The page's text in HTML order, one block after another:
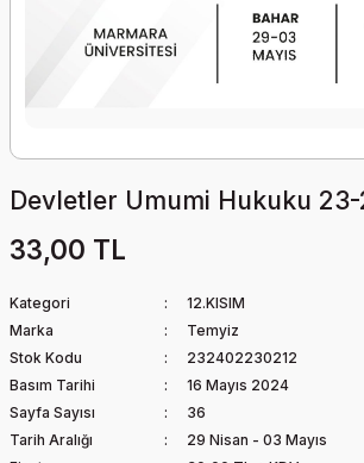
Devletler Umumi Hukuku 23-
33,00 TL
Kategori
12.KISIM
Marka
Temyiz
Stok Kodu
232402230212
Basım Tarihi
16 Mayıs 2024
Sayfa Sayısı
36
Tarih Aralığı
29 Nisan - 03 Mayıs